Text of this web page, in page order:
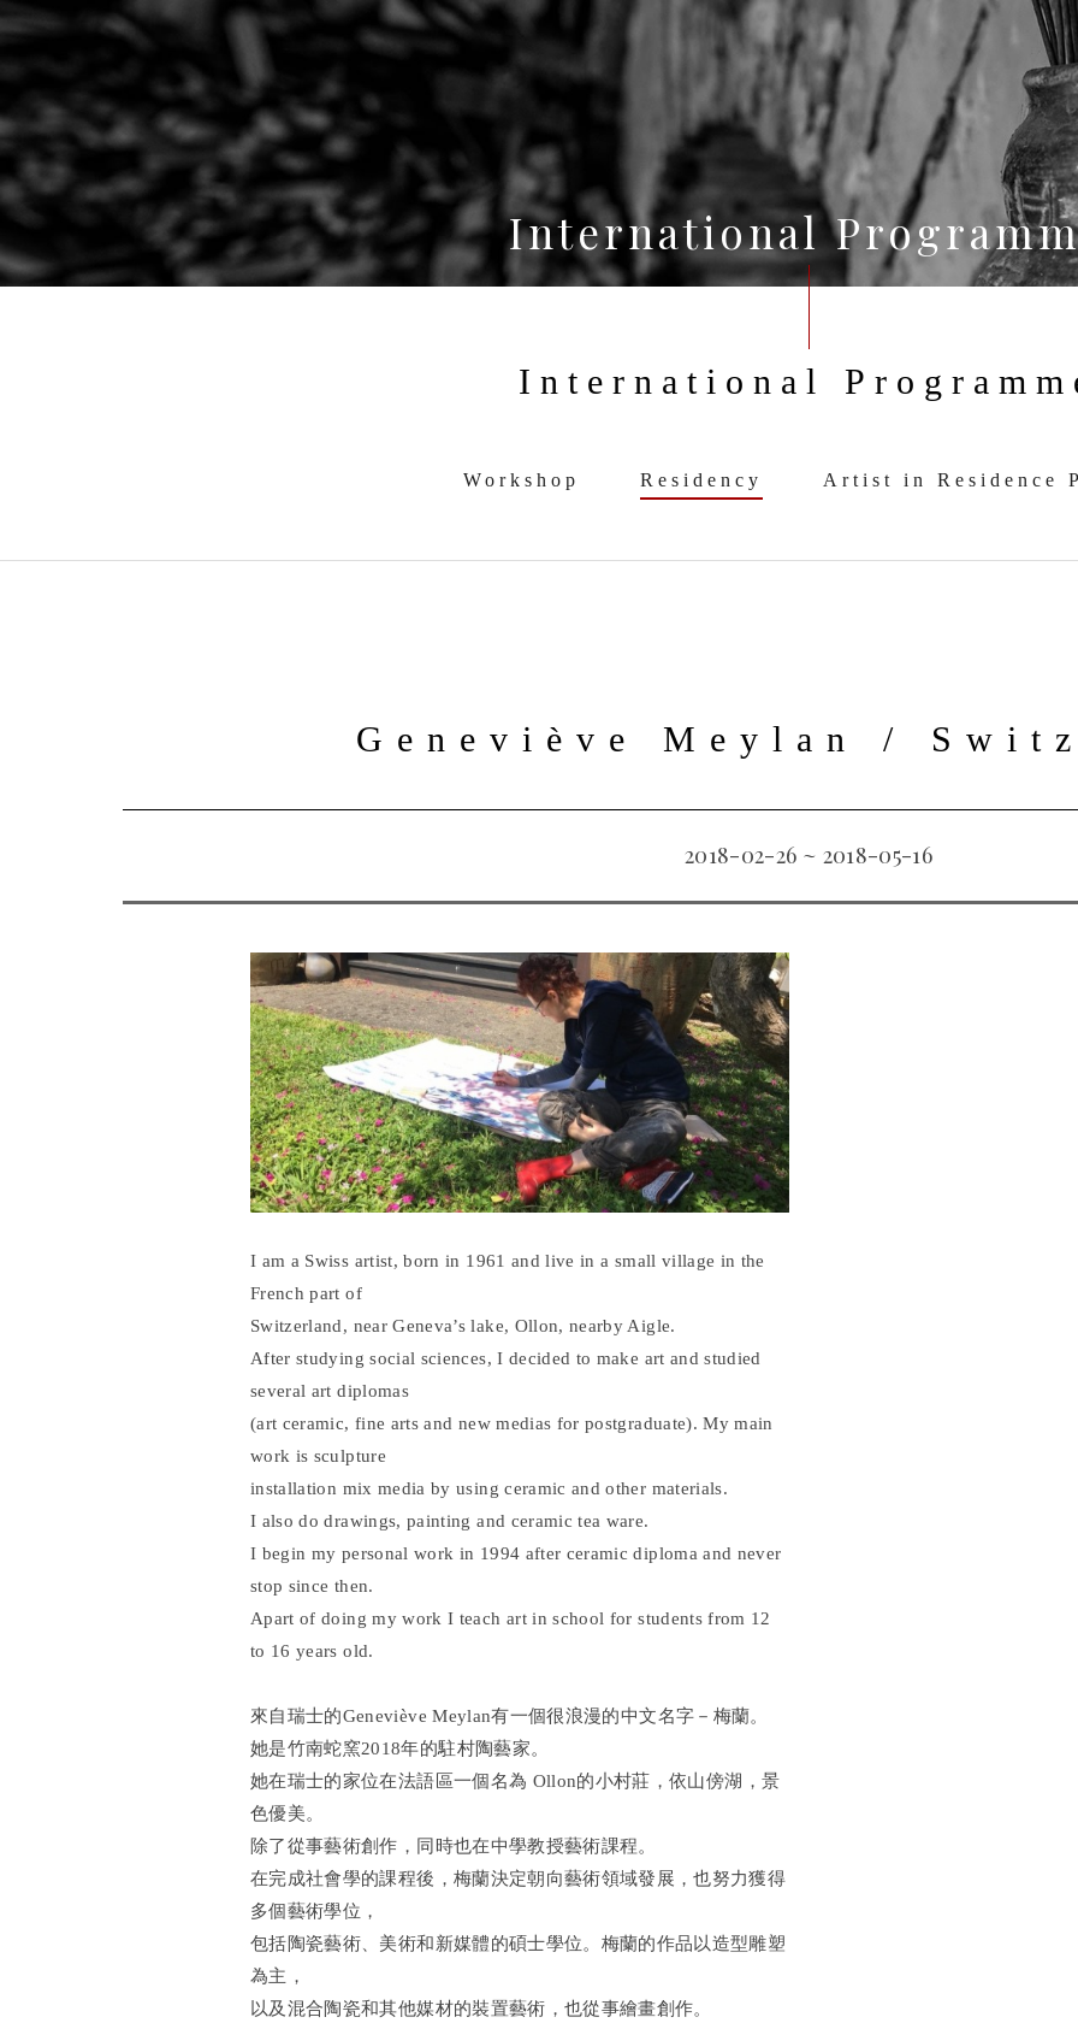
International
International
Workshop Residency Artist in Residence
Geneviève Meylan /
2018-02-26 ~ 2018-05-16
I am a Swiss artist, born in 1961 and live in a small village in the
French part of
Switzerland, near Geneva’s lake, Ollon, nearby Aigle.
After studying social sciences, I decided to make art and studied
several art diplomas
(art ceramic, fine arts and new medias for postgraduate). My main
work is sculpture
installation mix media by using ceramic and other materials.
I also do drawings, painting and ceramic tea ware.
I begin my personal work in 1994 after ceramic diploma and never
stop since then.
Apart of doing my work I teach art in school for students from 12
to 16 years old.
來自瑞士的Geneviève Meylan有一個很浪漫的中文名字－梅蘭。
她是竹南蛇窯2018年的駐村陶藝家。
她在瑞士的家位在法語區一個名為 Ollon的小村莊，依山傍湖，景
色優美。
除了從事藝術創作，同時也在中學教授藝術課程。
在完成社會學的課程後，梅蘭決定朝向藝術領域發展，也努力獲得
多個藝術學位，
包括陶瓷藝術、美術和新媒體的碩士學位。梅蘭的作品以造型雕塑
為主，
以及混合陶瓷和其他媒材的裝置藝術，也從事繪畫創作。